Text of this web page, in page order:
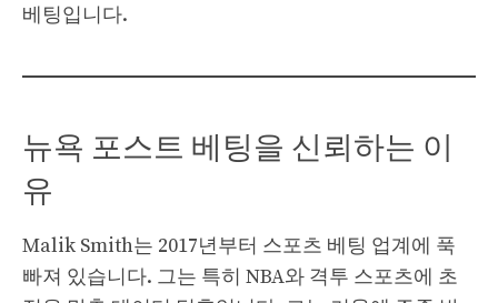
베팅입니다.
뉴욕 포스트 베팅을 신뢰하는 이
유
Malik Smith는 2017년부터 스포츠 베팅 업계에 푹
빠져 있습니다. 그는 특히 NBA와 격투 스포츠에 초